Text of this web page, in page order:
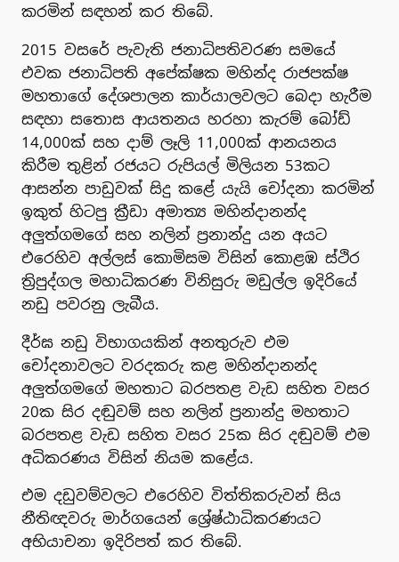
කරමින් සඳහන් කර තිබේ.
2015 වසරේ පැවැති ජනාධිපතිවරණ සමයේ
එවක ජනාධිපති අපේක්ෂක මහින්ද රාජපක්ෂ
මහතාගේ දේශපාලන කාර්යාලවලට බෙදා හැරීම
සඳහා සතොස ආයතනය හරහා කැරම් බෝඩ්
14,000ක් සහ දාම් ලෑලි 11,000ක් ආනයනය
කිරීම තුළින් රජයට රුපියල් මිලියන 53කට
ආසන්න පාඩුවක් සිදු කළේ යැයි චෝදනා කරමින්
ඉකුත් හිටපු ක්‍රීඩා අමාත්‍ය මහින්දානන්ද
අලුත්ගමගේ සහ නලින් ප්‍රනාන්දු යන අයට
එරෙහිව අල්ලස් කොමිසම විසින් කොළඹ ස්ථිර
ත්‍රිපුද්ගල මහාධිකරණ විනිසුරු මඩුල්ල ඉදිරියේ
නඩු පවරනු ලැබීය.
දීර්ඝ නඩු විභාගයකින් අනතුරුව එම
චෝදනාවලට වරදකරු කළ මහින්දානන්ද
අලුත්ගමගේ මහතාට බරපතළ වැඩ සහිත වසර
20ක සිර දඬුවම් සහ නලින් ප්‍රනාන්දු මහතාට
බරපතළ වැඩ සහිත වසර 25ක සිර දඬුවම් එම
අධිකරණය විසින් නියම කළේය.
එම දඩුවම්වලට එරෙහිව විත්තිකරුවන් සිය
නීතිඥවරු මාර්ගයෙන් ශ්‍රේෂ්ඨාධිකරණයට
අභියාචනා ඉදිරිපත් කර තිබේ.